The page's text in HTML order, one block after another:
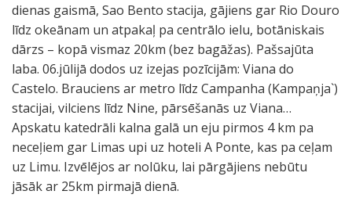
dienas gaismā, Sao Bento stacija, gājiens gar Rio Douro
līdz okeānam un atpakaļ pa centrālo ielu, botāniskais
dārzs – kopā vismaz 20km (bez bagāžas). Pašsajūta
laba. 06.jūlijā dodos uz izejas pozīcijām: Viana do
Castelo. Brauciens ar metro līdz Campanha (Kampaņja`)
stacijai, vilciens līdz Nine, pārsēšanās uz Viana…
Apskatu katedrāli kalna galā un eju pirmos 4 km pa
neceļiem gar Limas upi uz hoteli A Ponte, kas pa ceļam
uz Limu. Izvēlējos ar nolūku, lai pārgājiens nebūtu
jāsāk ar 25km pirmajā dienā.